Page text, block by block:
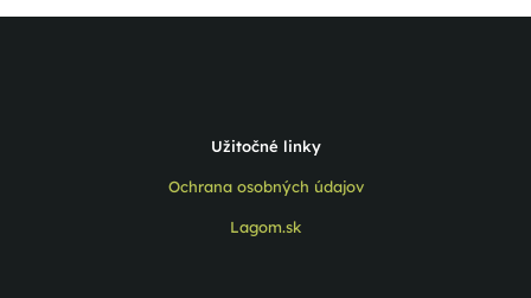
Užitočné linky
Ochrana osobných údajov
Lagom.sk